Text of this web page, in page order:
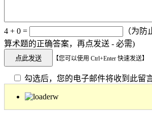
4 + 0 =
（为防
算术题的正确答案，再点发送 - 必需)
【您可以使用 Ctrl+Enter 快速发送】
勾选后，您的电子邮件将收到此留